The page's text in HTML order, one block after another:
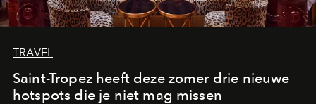
TRAVEL
Saint-Tropez heeft deze zomer drie nieuwe
hotspots die je niet mag missen